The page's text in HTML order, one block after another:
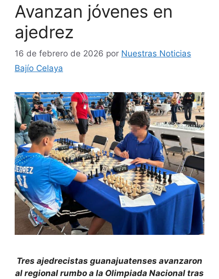
Avanzan jóvenes en
ajedrez
16 de febrero de 2026 por Nuestras Noticias
Bajío Celaya
Tres ajedrecistas guanajuatenses avanzaron
al regional rumbo a la Olimpiada Nacional tras